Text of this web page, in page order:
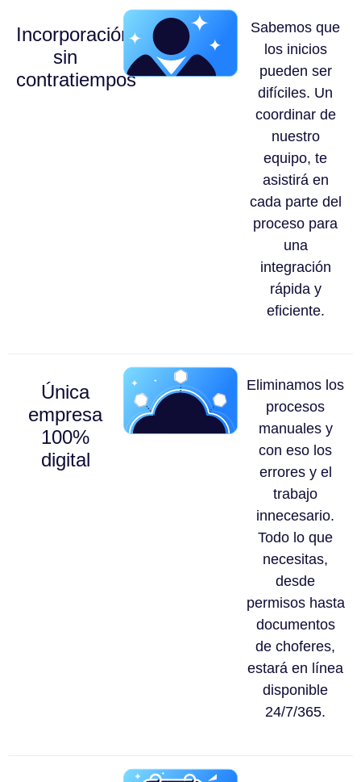
Incorporación
sin
contratiempos
Sabemos que
los inicios
pueden ser
difíciles. Un
coordinar de
nuestro
equipo, te
asistirá en
cada parte del
proceso para
una
integración
rápida y
eficiente.
Única
empresa
100%
digital
Eliminamos los
procesos
manuales y
con eso los
errores y el
trabajo
innecesario.
Todo lo que
necesitas,
desde
permisos hasta
documentos
de choferes,
estará en línea
disponible
24/7/365.